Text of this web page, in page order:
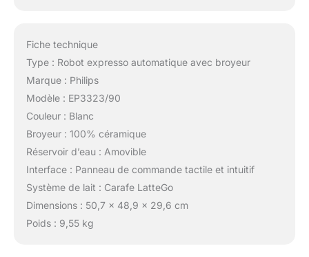
Fiche technique
Type : Robot expresso automatique avec broyeur
Marque : Philips
Modèle : EP3323/90
Couleur : Blanc
Broyeur : 100% céramique
Réservoir d’eau : Amovible
Interface : Panneau de commande tactile et intuitif
Système de lait : Carafe LatteGo
Dimensions : 50,7 x 48,9 x 29,6 cm
Poids : 9,55 kg